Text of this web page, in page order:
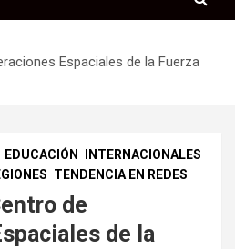
Espaciales de la Fuerza
EDUCACIÓN
INTERNACIONALES
TENDENCIA EN REDES
de
de la